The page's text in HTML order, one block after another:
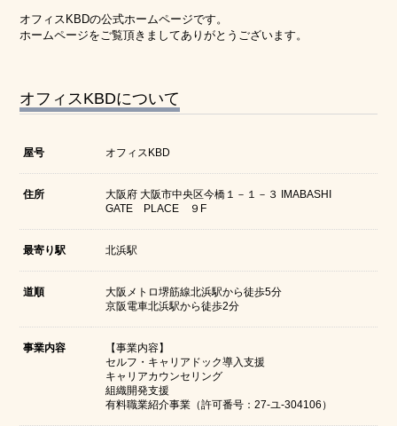
オフィスKBDの公式ホームページです。
ホームページをご覧頂きましてありがとうございます。
オフィスKBDについて
屋号 オフィスKBD
住所
大阪府 大阪市中央区今橋１－１－３ IMABASHI
GATE PLACE ９F
最寄り駅 北浜駅
道順
大阪メトロ堺筋線北浜駅から徒歩5分
京阪電車北浜駅から徒歩2分
事業内容
【事業内容】
セルフ・キャリアドック導入支援
キャリアカウンセリング
組織開発支援
有料職業紹介事業（許可番号：27‐ユ‐304106）